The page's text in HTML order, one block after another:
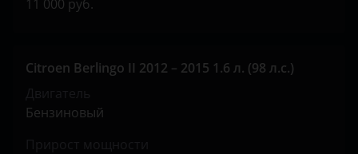
Suzuki
Toyota
11 000 руб.
Citroen Berlingo II 2012 – 2015 1.6 л. (98 л.с.)
Бензиновый